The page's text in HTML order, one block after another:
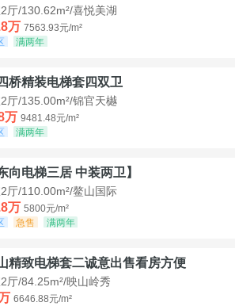
厅/130.62m²/喜悦美湖
万 7563.93元/m²
满两年
桥精装电梯套四双卫
厅/135.00m²/锦官天樾
万 9481.48元/m²
满两年
向电梯三居 中装两卫】
厅/110.00m²/鳌山国际
万 5800元/m²
急售 满两年
精致电梯套二诚意出售看房方便
厅/84.25m²/映山岭秀
6646.88元/m²